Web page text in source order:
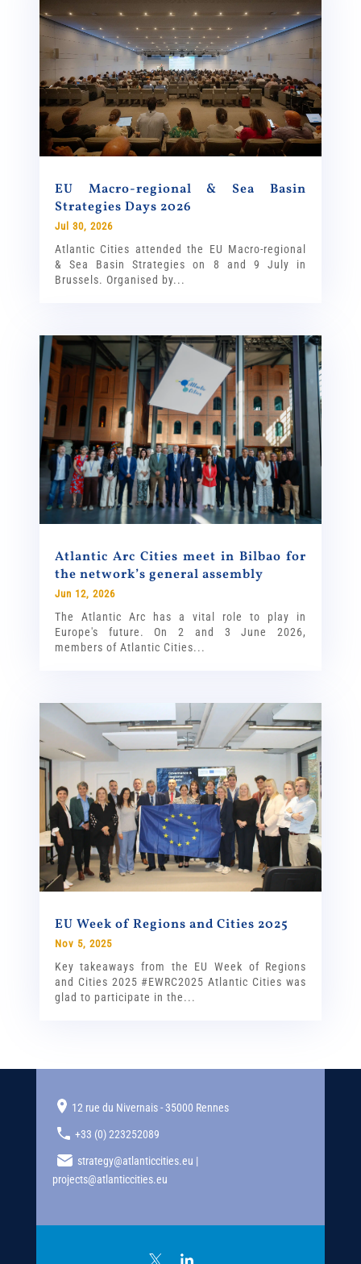
EU Macro-regional & Sea Basin
Strategies Days 2026
Jul 30, 2026
Atlantic Cities attended the EU Macro-regional
& Sea Basin Strategies on 8 and 9 July in
Brussels. Organised by...
Atlantic Arc Cities meet in Bilbao for
the network’s general assembly
Jun 12, 2026
The Atlantic Arc has a vital role to play in
Europe's future. On 2 and 3 June 2026,
members of Atlantic Cities...
EU Week of Regions and Cities 2025
Nov 5, 2025
Key takeaways from the EU Week of Regions
and Cities 2025 #EWRC2025 Atlantic Cities was
glad to participate in the...
12 rue du Nivernais - 35000 Rennes
+33 (0) 223252089
strategy@atlanticcities.eu |
projects@atlanticcities.eu